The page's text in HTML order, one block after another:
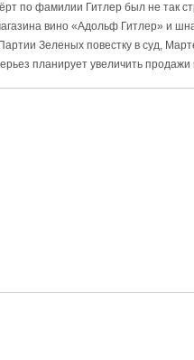
по фамилии Гитлер был не так
вино «Адольф Гитлер» и
Зеленых повестку в суд,
планирует увеличить